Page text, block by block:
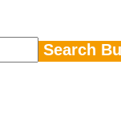
Search